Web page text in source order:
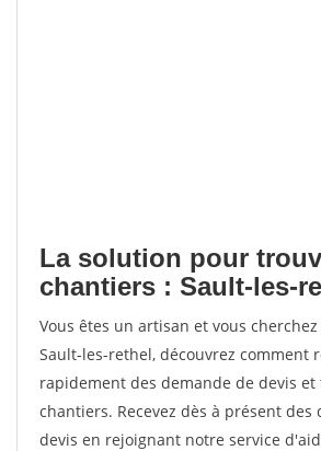
La solution pour
chantiers : Sault-les-
Vous êtes un artisan et vous
Sault-les-rethel, découvrez comment
rapidement des demande de devis et
chantiers. Recevez dès à présent des
devis en rejoignant notre service